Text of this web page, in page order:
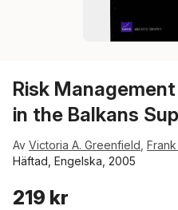
Risk
in the Balkans
Av Victoria A. Greenfield Frank
Häftad, Engelska, 2005
219 kr